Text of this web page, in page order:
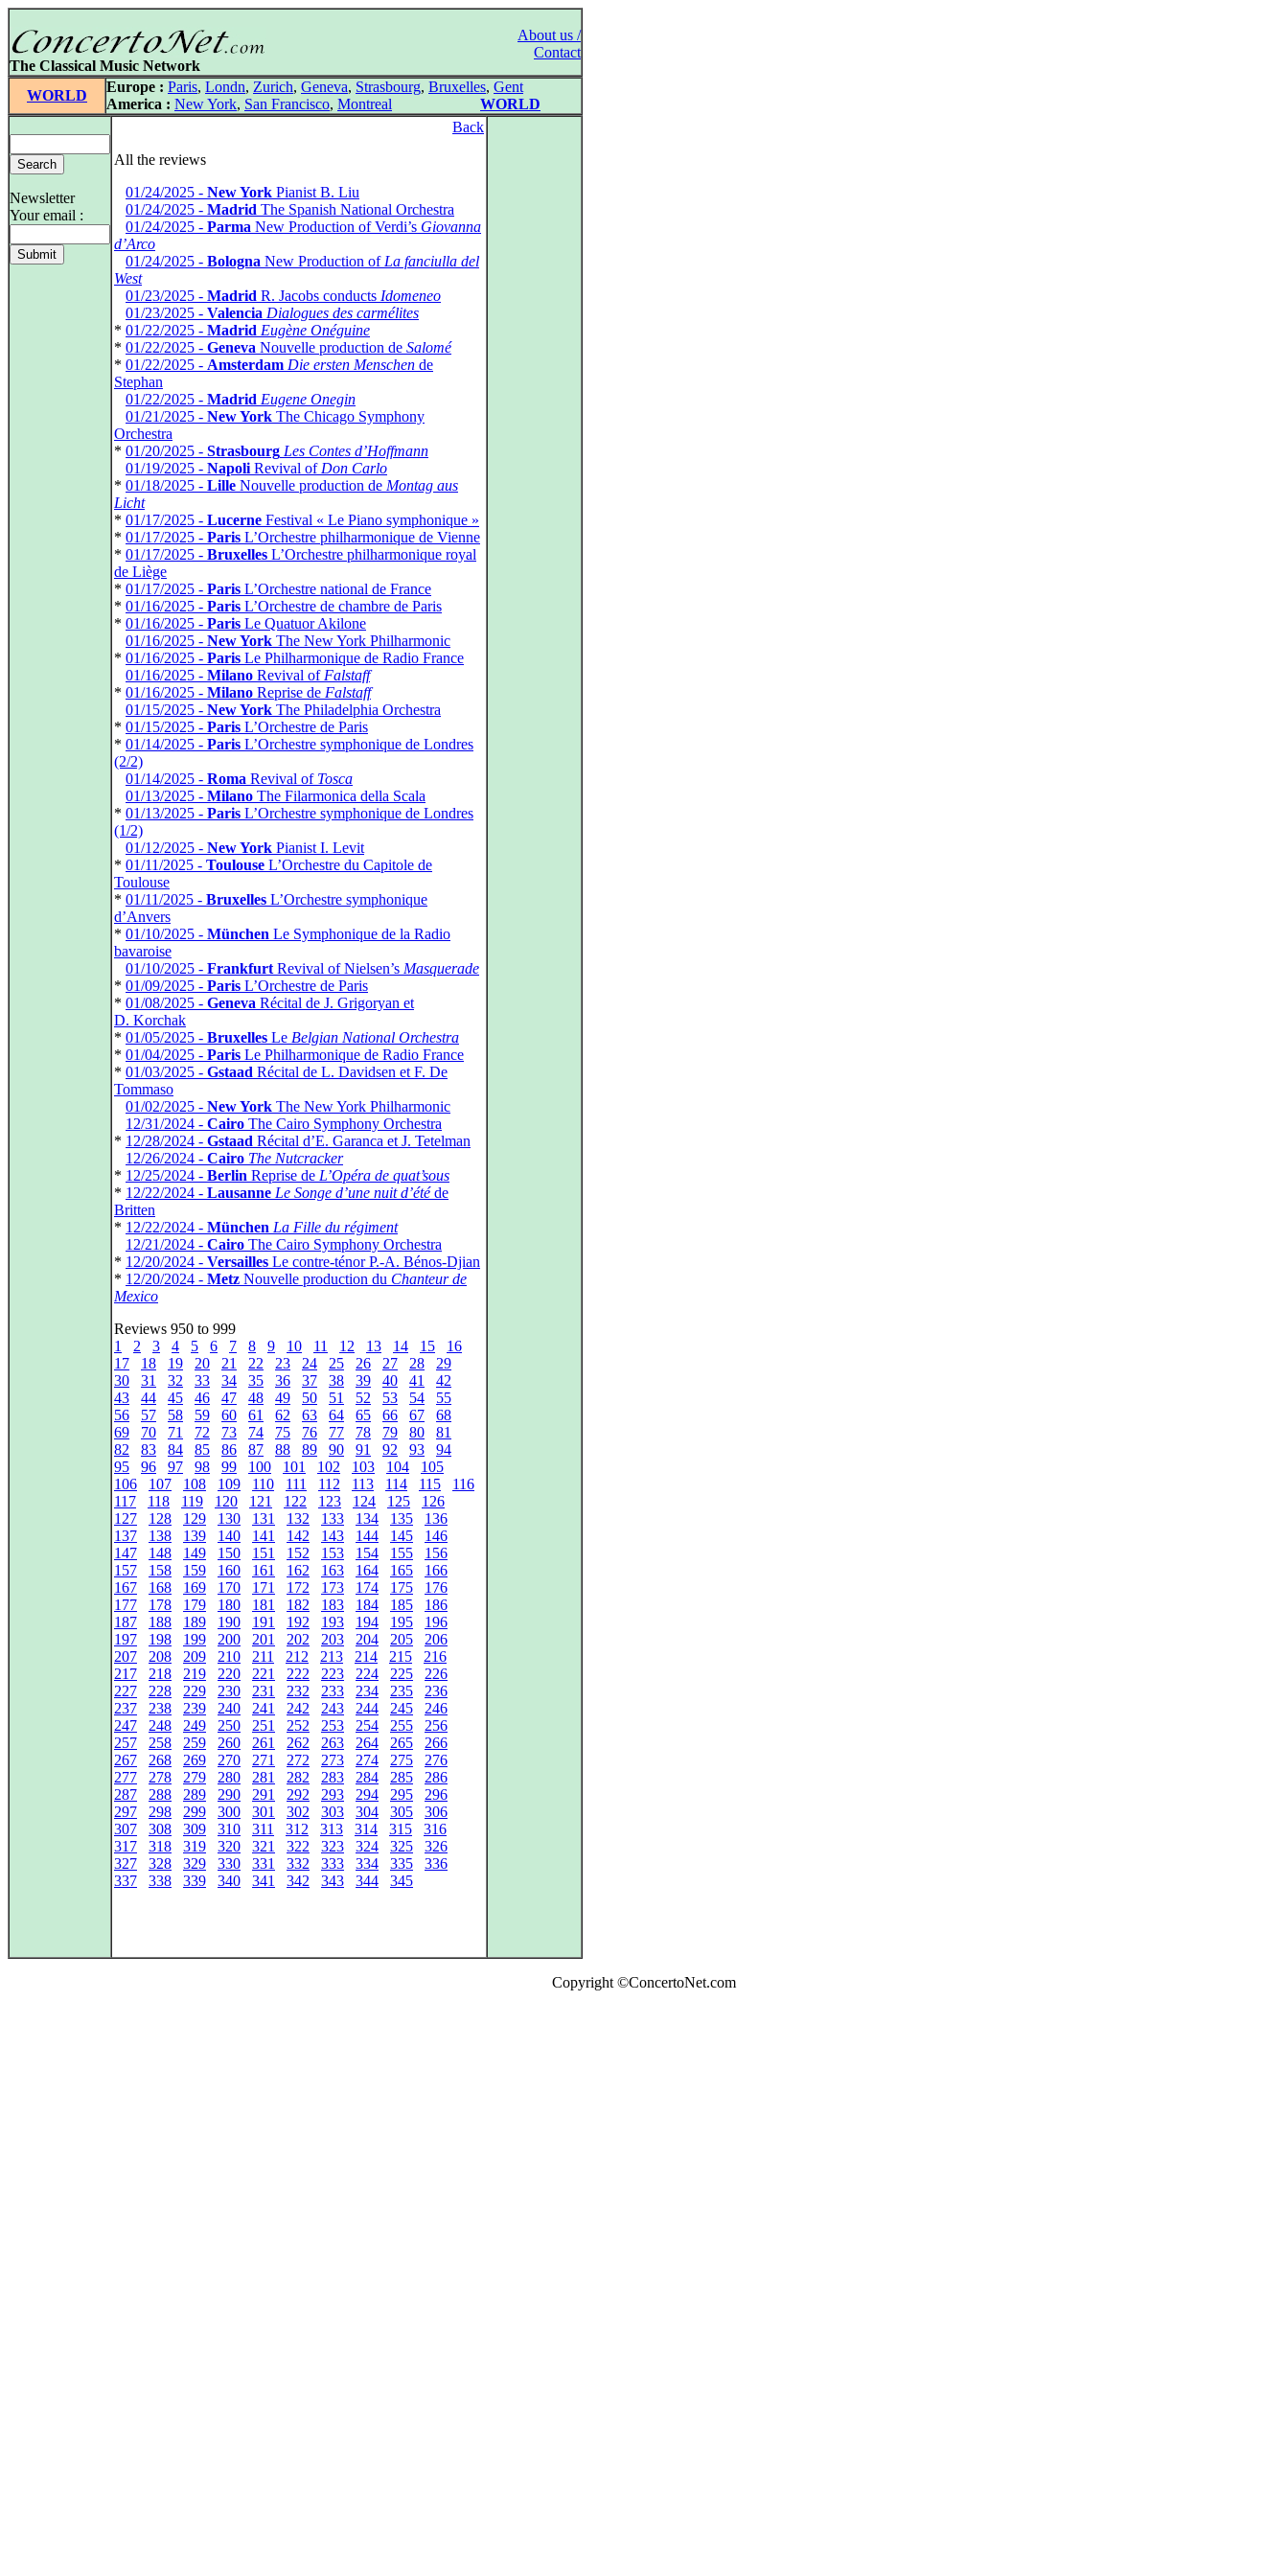
About us /
Contact
The Classical Music Network
WORLD
Europe : Paris, Londn, Zurich, Geneva, Strasbourg, Bruxelles, Gent
America : New York, San Francisco, Montreal WORLD
Newsletter
Your email :
Back
All the reviews
01/24/2025 - New York Pianist B. Liu
01/24/2025 - Madrid The Spanish National Orchestra
01/24/2025 - Parma New Production of Verdi’s Giovanna
d’Arco
01/24/2025 - Bologna New Production of La fanciulla del
West
01/23/2025 - Madrid R. Jacobs conducts Idomeneo
01/23/2025 - Valencia Dialogues des carmélites
* 01/22/2025 - Madrid Eugène Onéguine
* 01/22/2025 - Geneva Nouvelle production de Salomé
* 01/22/2025 - Amsterdam Die ersten Menschen de
Stephan
01/22/2025 - Madrid Eugene Onegin
01/21/2025 - New York The Chicago Symphony
Orchestra
* 01/20/2025 - Strasbourg Les Contes d’Hoffmann
01/19/2025 - Napoli Revival of Don Carlo
* 01/18/2025 - Lille Nouvelle production de Montag aus
Licht
* 01/17/2025 - Lucerne Festival « Le Piano symphonique »
* 01/17/2025 - Paris L’Orchestre philharmonique de Vienne
* 01/17/2025 - Bruxelles L’Orchestre philharmonique royal
de Liège
* 01/17/2025 - Paris L’Orchestre national de France
* 01/16/2025 - Paris L’Orchestre de chambre de Paris
* 01/16/2025 - Paris Le Quatuor Akilone
01/16/2025 - New York The New York Philharmonic
* 01/16/2025 - Paris Le Philharmonique de Radio France
01/16/2025 - Milano Revival of Falstaff
* 01/16/2025 - Milano Reprise de Falstaff
01/15/2025 - New York The Philadelphia Orchestra
* 01/15/2025 - Paris L’Orchestre de Paris
* 01/14/2025 - Paris L’Orchestre symphonique de Londres
(2/2)
01/14/2025 - Roma Revival of Tosca
01/13/2025 - Milano The Filarmonica della Scala
* 01/13/2025 - Paris L’Orchestre symphonique de Londres
(1/2)
01/12/2025 - New York Pianist I. Levit
* 01/11/2025 - Toulouse L’Orchestre du Capitole de
Toulouse
* 01/11/2025 - Bruxelles L’Orchestre symphonique
d’Anvers
* 01/10/2025 - München Le Symphonique de la Radio
bavaroise
01/10/2025 - Frankfurt Revival of Nielsen’s Masquerade
* 01/09/2025 - Paris L’Orchestre de Paris
* 01/08/2025 - Geneva Récital de J. Grigoryan et
D. Korchak
* 01/05/2025 - Bruxelles Le Belgian National Orchestra
* 01/04/2025 - Paris Le Philharmonique de Radio France
* 01/03/2025 - Gstaad Récital de L. Davidsen et F. De
Tommaso
01/02/2025 - New York The New York Philharmonic
12/31/2024 - Cairo The Cairo Symphony Orchestra
* 12/28/2024 - Gstaad Récital d’E. Garanca et J. Tetelman
12/26/2024 - Cairo The Nutcracker
* 12/25/2024 - Berlin Reprise de L’Opéra de quat’sous
* 12/22/2024 - Lausanne Le Songe d’une nuit d’étéde
Britten
* 12/22/2024 - München La Fille du régiment
12/21/2024 - Cairo The Cairo Symphony Orchestra
* 12/20/2024 - Versailles Le contre‑ténor P.‑A. Bénos‑Djian
* 12/20/2024 - Metz Nouvelle production du Chanteur de
Mexico
Reviews 950 to 999
1
2 3 4 5 6 7 8 9 10 11 12 13 14 15
16
17
18 19 20 21 22 23 24 25 26 27 28
29
30
31 32 33 34 35 36 37 38 39 40 41
42
43
44 45 46 47 48 49 50 51 52 53 54
55
56
57 58 59 60 61 62 63 64 65 66 67
68
69
70 71 72 73 74 75 76 77 78 79 80
81
82
83 84 85 86 87 88 89 90 91 92 93
94
95
96 97 98 99 100 101 102 103 104
105
106
107 108 109 110 111 112 113 114 115
116
117
118 119 120 121 122 123 124 125
126
127
128 129 130 131 132 133 134 135
136
137
138 139 140 141 142 143 144 145
146
147
148 149 150 151 152 153 154 155
156
157
158 159 160 161 162 163 164 165
166
167
168 169 170 171 172 173 174 175
176
177
178 179 180 181 182 183 184 185
186
187
188 189 190 191 192 193 194 195
196
197
198 199 200 201 202 203 204 205
206
207
208 209 210 211 212 213 214 215
216
217
218 219 220 221 222 223 224 225
226
227
228 229 230 231 232 233 234 235
236
237
238 239 240 241 242 243 244 245
246
247
248 249 250 251 252 253 254 255
256
257
258 259 260 261 262 263 264 265
266
267
268 269 270 271 272 273 274 275
276
277
278 279 280 281 282 283 284 285
286
287
288 289 290 291 292 293 294 295
296
297
298 299 300 301 302 303 304 305
306
307
308 309 310 311 312 313 314 315
316
317
318 319 320 321 322 323 324 325
326
327
328 329 330 331 332 333 334 335
336
337
338 339 340 341 342 343 344 345
Copyright ©ConcertoNet.com